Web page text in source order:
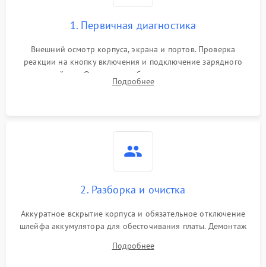
1. Первичная диагностика
Внешний осмотр корпуса, экрана и портов. Проверка
реакции на кнопку включения и подключение зарядного
устройства. Оценка потребления тока с помощью
лабораторного блока питания для локализации проблемы.
Подробнее
2. Разборка и очистка
Аккуратное вскрытие корпуса и обязательное отключение
шлейфа аккумулятора для обесточивания платы. Демонтаж
высохшей термопасты с кристаллов чипов.
Подробнее